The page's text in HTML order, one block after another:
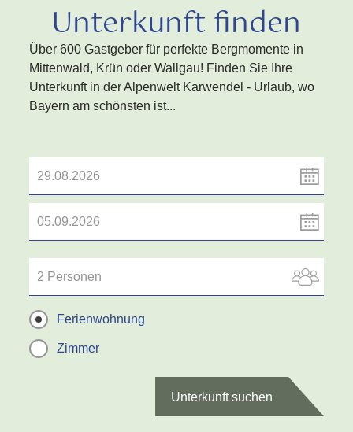
Unterkunft finden
Über 600 Gastgeber für perfekte Bergmomente in
Mittenwald, Krün oder Wallgau! Finden Sie Ihre
Unterkunft in der Alpenwelt Karwendel - Urlaub, wo
Bayern am schönsten ist...
2 Personen
Ferienwohnung
Zimmer
Unterkunft suchen